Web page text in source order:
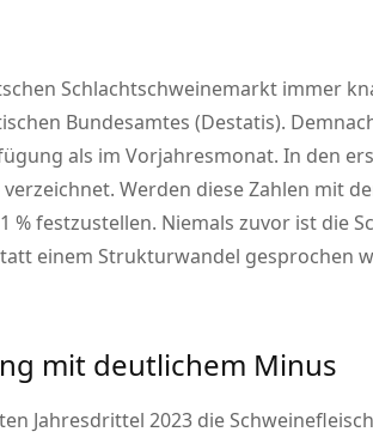
Schlachtschweinemarkt immer
Bundesamtes (Destatis).
als im Vorjahresmonat. In den
Werden diese Zahlen mit
% festzustellen. Niemals zuvor ist die
einem Strukturwandel gesprochen
mit deutlichem Minus
Jahresdrittel 2023 die